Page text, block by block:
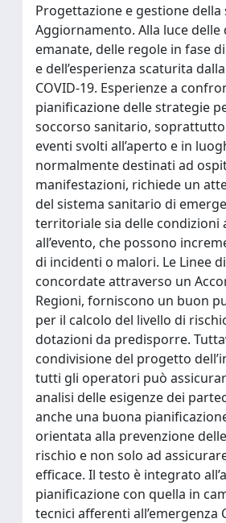
Progettazione e gestione della
Aggiornamento. Alla luce
emanate, delle regole in fase
e dell’esperienza scaturita
COVID-19. Esperienze a
pianificazione delle strategie
soccorso sanitario,
eventi svolti all’aperto e in
normalmente destinati ad
manifestazioni, richiede un
del sistema sanitario di
territoriale sia delle condizioni
all’evento, che possono
di incidenti o malori. Le Linee
concordate attraverso un
Regioni, forniscono un buon
per il calcolo del livello di
dotazioni da predisporre.
condivisione del progetto
tutti gli operatori può
analisi delle esigenze dei
anche una buona
orientata alla prevenzione
rischio e non solo ad
efficace. Il testo è integrato
pianificazione con quella in
tecnici afferenti all’emergenza